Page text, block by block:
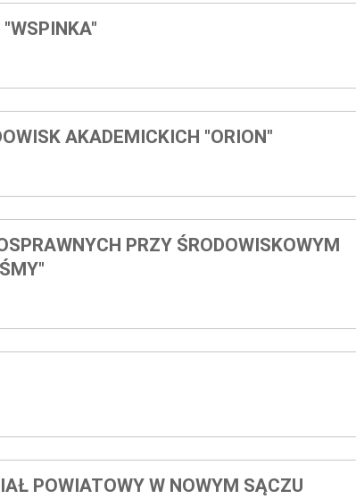
AKADEMICKICH "ORION"
PRZY ŚRODOWISKOWYM
POWIATOWY W NOWYM SĄCZU